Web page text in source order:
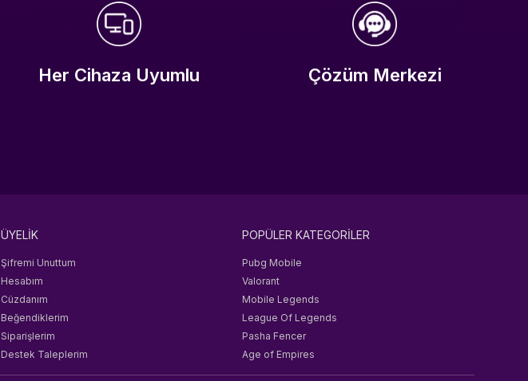
Her Cihaza Uyumlu Çözüm Merkezi
ÜYELİK
Şifremi Unuttum
Hesabım
Cüzdanım
Beğendiklerim
Siparişlerim
Destek Taleplerim
POPÜLER KATEGORİLER
Pubg Mobile
Valorant
Mobile Legends
League Of Legends
Pasha Fencer
Age of Empires